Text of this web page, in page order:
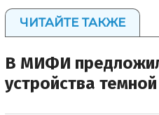
ЧИТАЙТЕ ТАКЖЕ
В МИФИ
устройства